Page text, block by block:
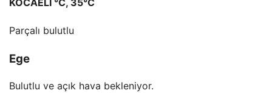
Parçalı bulutlu
Ege
Bulutlu ve açık hava bekleniyor.